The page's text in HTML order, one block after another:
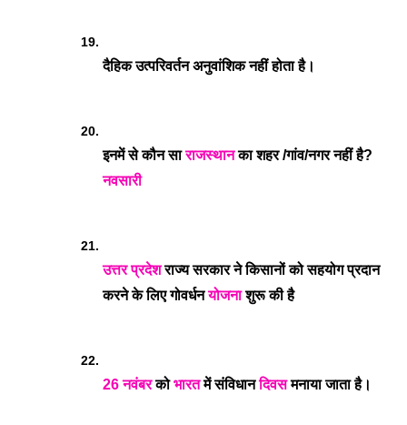
दैहिक उत्परिवर्तन अनुवांशिक नहीं होता है।
इनमें से कौन सा राजस्थान
नवसारी
उत्तर प्रदेश राज्य सरकार ने किसानों को सहयोग प्रदान
करने के लिए गोवर्धन योजना शुरू की है
26 नवंबर को भारत में संविधान दिवस मनाया जाता है।